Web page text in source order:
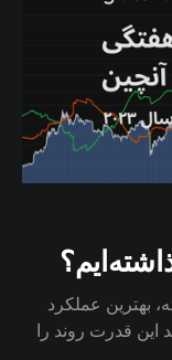
بهترین عملکرد
قدرت روند را